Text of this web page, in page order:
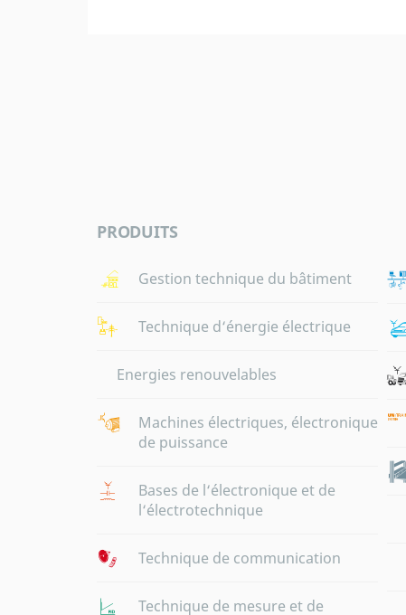
PRODUITS
Gestion technique du bâtiment
Technique d‘énergie électrique
Energies renouvelables
Machines électriques, électronique
de puissance
Bases de l‘électronique et de
l‘électrotechnique
Technique de communication
Technique de mesure et de